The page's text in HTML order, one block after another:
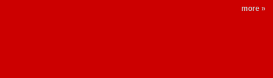
more »